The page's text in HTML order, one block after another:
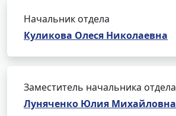
Начальник отдела
Куликова Олеся Николаевна
Заместитель начальника отдела
Луняченко Юлия Михайловна